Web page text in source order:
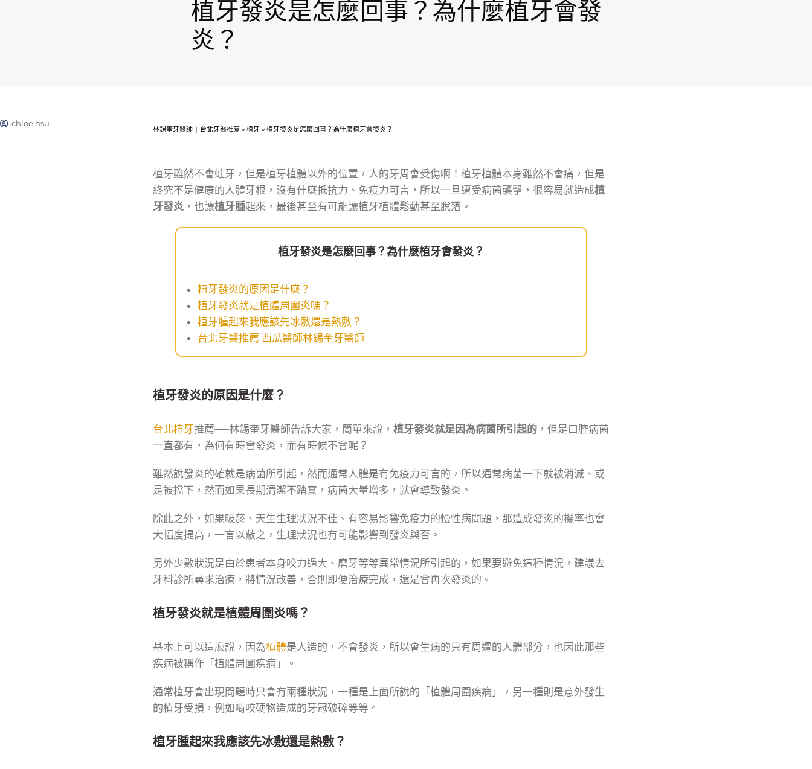
植牙發炎是怎麼回事？為什麼植牙會發
炎？
chloe.hsu
林錫奎牙醫師 | 台北牙醫推薦 » 植牙 » 植牙發炎是怎麼回事？為什麼植牙會發炎？
植牙雖然不會蛀牙，但是植牙植體以外的位置，人的牙周會受傷啊！植牙植體本身雖然不會痛，但是
終究不是健康的人體牙根，沒有什麼抵抗力、免疫力可言，所以一旦遭受病菌襲擊，很容易就造成植
牙發炎，也讓植牙腫起來，最後甚至有可能讓植牙植體鬆動甚至脫落。
植牙發炎是怎麼回事？為什麼植牙會發炎？
植牙發炎的原因是什麼？
植牙發炎就是植體周圍炎嗎？
植牙腫起來我應該先冰敷還是熱敷？
台北牙醫推薦 西瓜醫師林錫奎牙醫師
植牙發炎的原因是什麼？
台北植牙推薦──林錫奎牙醫師告訴大家，簡單來說， 植牙發炎就是因為病菌所引起的，但是口腔病菌
一直都有，為何有時會發炎，而有時候不會呢？
雖然說發炎的確就是病菌所引起，然而通常人體是有免疫力可言的，所以通常病菌一下就被消滅、或
是被擋下，然而如果長期清潔不踏實，病菌大量增多，就會導致發炎。
除此之外，如果吸菸、天生生理狀況不佳、有容易影響免疫力的慢性病問題，那造成發炎的機率也會
大幅度提高，一言以蔽之，生理狀況也有可能影響到發炎與否。
另外少數狀況是由於患者本身咬力過大、磨牙等等異常情況所引起的，如果要避免這種情況，建議去
牙科診所尋求治療，將情況改善，否則即便治療完成，還是會再次發炎的。
植牙發炎就是植體周圍炎嗎？
基本上可以這麼說，因為植體是人造的，不會發炎，所以會生病的只有周遭的人體部分，也因此那些
疾病被稱作「植體周圍疾病」。
通常植牙會出現問題時只會有兩種狀況，一種是上面所說的「植體周圍疾病」，另一種則是意外發生
的植牙受損，例如啃咬硬物造成的牙冠破碎等等。
植牙腫起來我應該先冰敷還是熱敷？